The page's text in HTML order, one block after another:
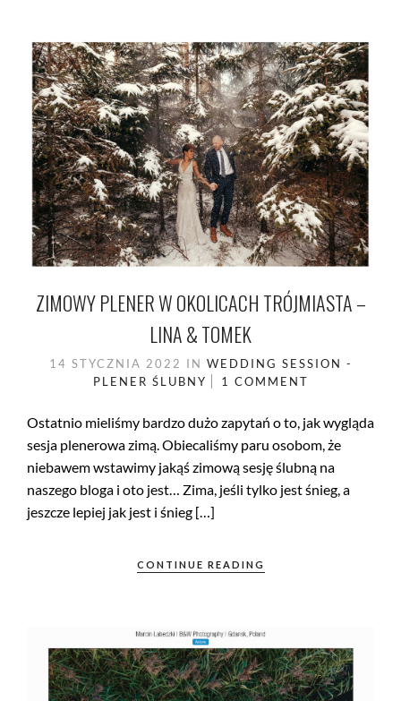
ZIMOWY PLENER W OKOLICACH TRÓJMIASTA –
LINA & TOMEK
14 STYCZNIA 2022 IN WEDDING SESSION -
PLENER ŚLUBNY
1 COMMENT
Ostatnio mieliśmy bardzo dużo zapytań o to, jak wygląda
sesja plenerowa zimą. Obiecaliśmy paru osobom, że
niebawem wstawimy jakąś zimową sesję ślubną na
naszego bloga i oto jest… Zima, jeśli tylko jest śnieg, a
jeszcze lepiej jak jest i śnieg […]
CONTINUE READING